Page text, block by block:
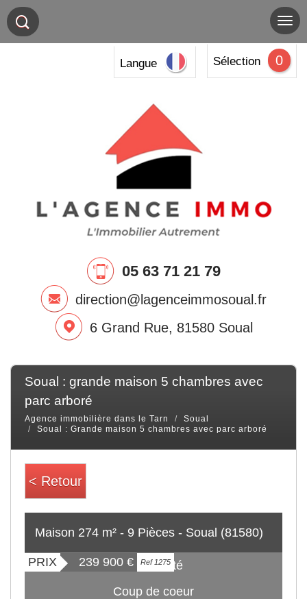
Langue Sélection 0
05 63 71 21 79
direction@lagenceimmosoual.fr
6 Grand Rue, 81580 Soual
soual : grande maison 5 chambres avec
parc arboré
Agence immobilière dans le Tarn
Soual
Soual : Grande maison 5 chambres avec parc arboré
< Retour
Maison 274 m² - 9 Pièces - Soual (81580)
PRIX 239 900 € Ref 1275
Exclusivité
Coup de coeur